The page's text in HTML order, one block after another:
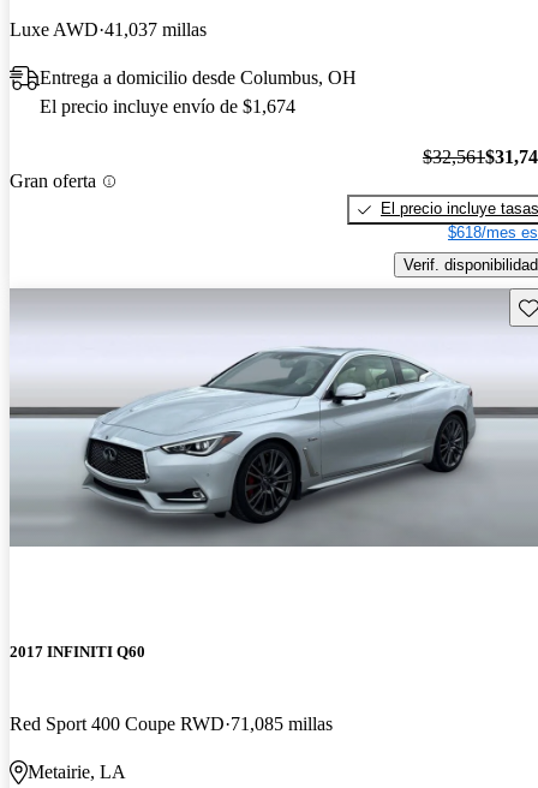
Luxe AWD 41,037 millas
Entrega a domicilio desde Columbus, OH
El precio incluye envío de $1,674
Gran oferta
$32,561
El precio incluye tasas
$618/mes
Verif. disponibilidad
2017 INFINITI Q60
Red Sport 400 Coupe RWD 71,085 millas
Metairie, LA